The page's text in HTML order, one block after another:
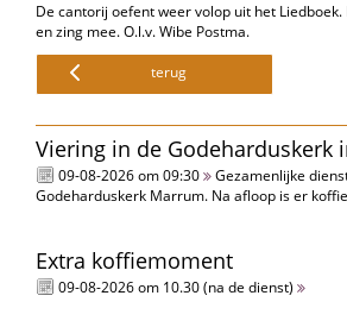
De cantorij oefent weer volop uit het
en zing mee. O.l.v. Wibe Postma.
terug
Viering in de Godeharduskerk
09-08-2026 om 09:30
Gezamenlijke
Godeharduskerk Marrum. Na afloop is er
Extra koffiemoment
09-08-2026 om 10.30 (na de dienst)